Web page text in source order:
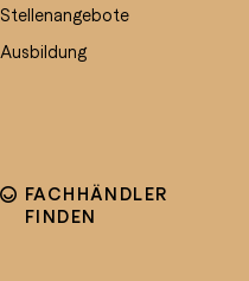
Stellenangebote
Ausbildung
FACHHÄNDLER
FINDEN